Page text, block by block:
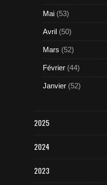
Mai (53)
Avril (50)
Mars (52)
Février (44)
Janvier (52)
2025
2024
2023